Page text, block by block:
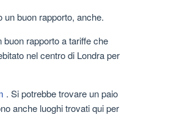
un buon rapporto, anche.
buon rapporto a tariffe che
nel centro di Londra per
. Si potrebbe trovare un paio
anche luoghi trovati qui per